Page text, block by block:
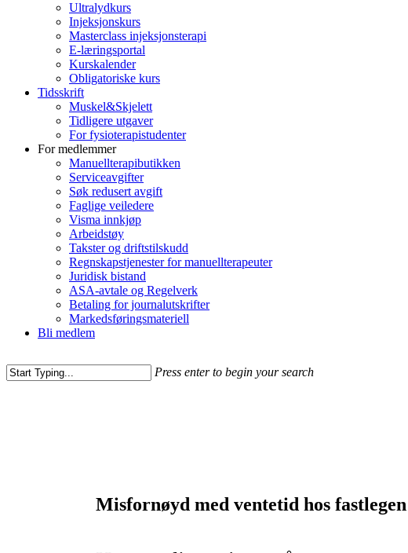
Ultralydkurs
Injeksjonskurs
Masterclass injeksjonsterapi
E-læringsportal
Kurskalender
Obligatoriske kurs
Tidsskrift
Muskel&Skjelett
Tidligere utgaver
For fysioterapistudenter
For medlemmer
Manuellterapibutikken
Serviceavgifter
Søk redusert avgift
Faglige veiledere
Visma innkjøp
Arbeidstøy
Takster og driftstilskudd
Regnskapstjenester for manuellterapeuter
Juridisk bistand
ASA-avtale og Regelverk
Betaling for journalutskrifter
Markedsføringsmateriell
Bli medlem
Press enter to begin your search
Misfornøyd med ventetid hos fastlegen